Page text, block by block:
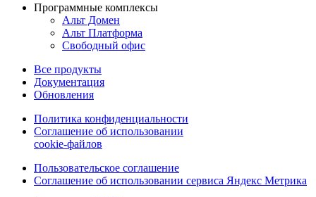
Программные комплексы
Альт Домен
Альт Платформа
Свободный офис
Все продукты
Документация
Обновления
Политика конфиденциальности
Соглашение об использовании
cookie-файлов
Пользовательское соглашение
Соглашение об использовании сервиса Яндекс Метрика